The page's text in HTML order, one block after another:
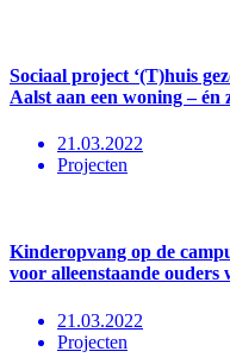
Sociaal project ‘(T)huis
Aalst aan een woning –
21.03.2022
Projecten
Kinderopvang op de
voor alleenstaande ouders
21.03.2022
Projecten